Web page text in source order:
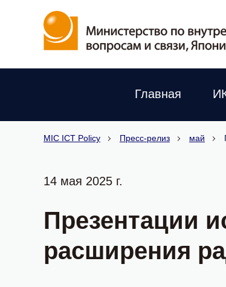
Главная
MIC ICT Policy Пресс-релиз май
14 мая 2025 г.
Презентации
расширения